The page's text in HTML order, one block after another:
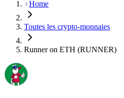
Home
Toutes les crypto-monnaies
Runner on ETH (RUNNER)